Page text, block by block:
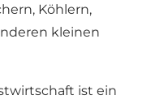
Köhlern,
kleinen
ist ein